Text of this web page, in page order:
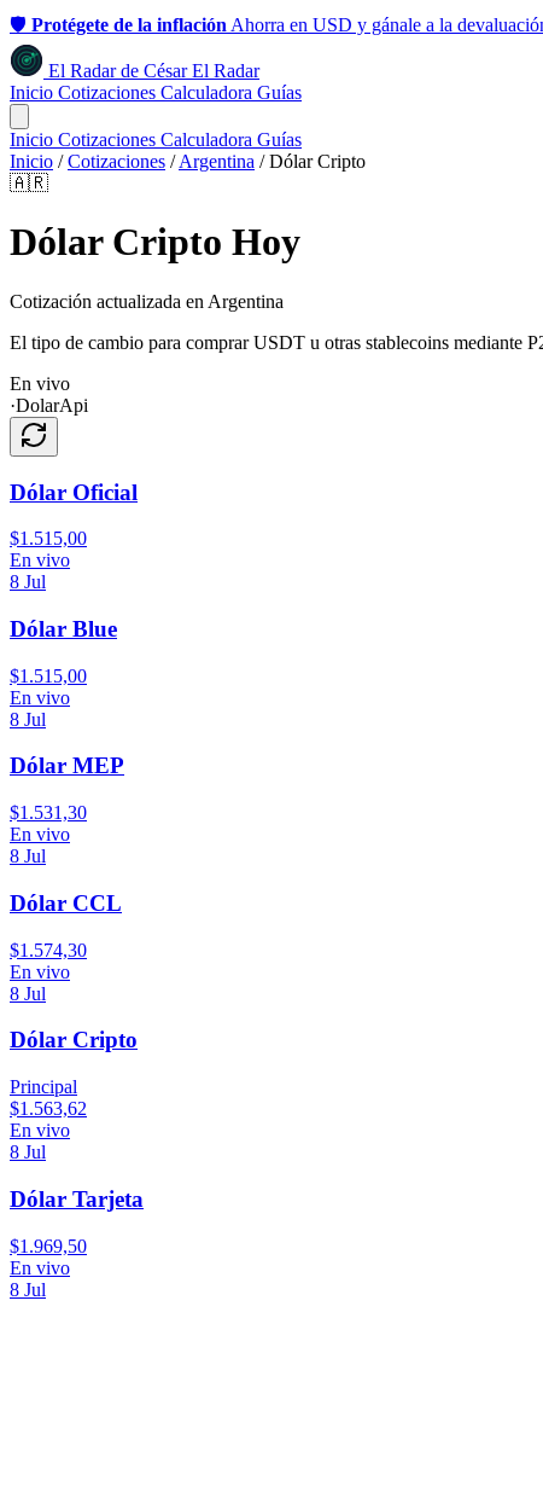
🛡️ Protégete de la inflación Ahorra en USD y gánale a la
El Radarde César El Radar
Inicio Cotizaciones Calculadora Guías
Inicio Cotizaciones Calculadora Guías
Inicio / Cotizaciones / Argentina / Dólar Cripto
🇦🇷
Dólar Cripto Hoy
Cotización actualizada en Argentina
El tipo de cambio para comprar USDT u otras stablecoins mediante
En vivo
·DolarApi
Dólar Oficial
$1.515,00
En vivo
8 Jul
Dólar Blue
$1.515,00
En vivo
8 Jul
Dólar MEP
$1.531,30
En vivo
8 Jul
Dólar CCL
$1.574,30
En vivo
8 Jul
Dólar Cripto
Principal
$1.563,62
En vivo
8 Jul
Dólar Tarjeta
$1.969,50
En vivo
8 Jul